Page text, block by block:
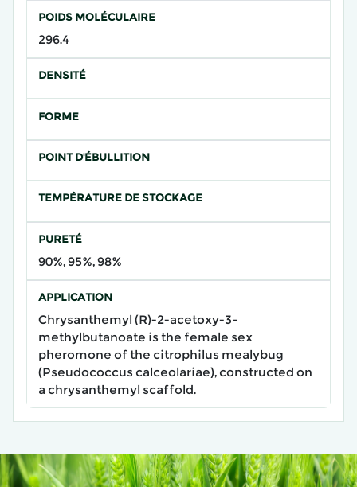
POIDS MOLÉCULAIRE
296.4
DENSITÉ
FORME
POINT D'ÉBULLITION
TEMPÉRATURE DE STOCKAGE
PURETÉ
90%, 95%, 98%
APPLICATION
Chrysanthemyl (R)-2-acetoxy-3-
methylbutanoate is the female sex
pheromone of the citrophilus mealybug
(Pseudococcus calceolariae), constructed on
a chrysanthemyl scaffold.